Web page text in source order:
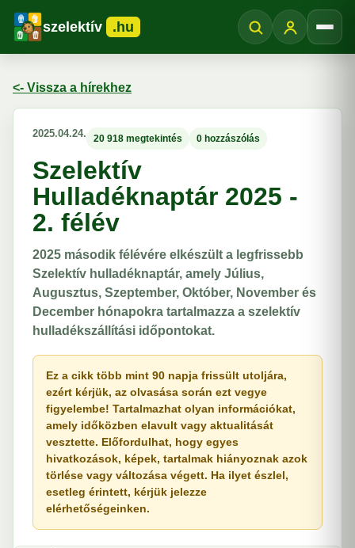
szelektív .hu
<- Vissza a hírekhez
2025.04.24. 20 918 megtekintés 0 hozzászólás
Szelektív
Hulladéknaptár 2025 -
2. félév
2025 második félévére elkészült a legfrissebb
Szelektív hulladéknaptár, amely Július,
Augusztus, Szeptember, Október, November és
December hónapokra tartalmazza a szelektív
hulladékszállítási időpontokat.
Ez a cikk több mint 90 napja frissült utoljára,
ezért kérjük, az olvasása során ezt vegye
figyelembe! Tartalmazhat olyan információkat,
amely időközben elavult vagy aktualitását
vesztette. Előfordulhat, hogy egyes
hivatkozások, képek, tartalmak hiányoznak azok
törlése vagy változása végett. Ha ilyet észlel,
esetleg érintett, kérjük jelezze
elérhetőségeinken.